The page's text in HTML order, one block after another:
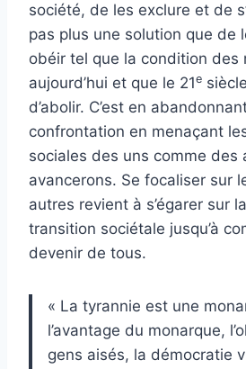
société, de les exclure et de
pas plus une solution que de
obéir tel que la condition des
aujourd’hui et que le 21e
d’abolir. C’est en
confrontation en menaçant
sociales des uns comme des
avancerons. Se focaliser sur
autres revient à s’égarer sur
transition sociétale jusqu’à
devenir de tous.
« La tyrannie est une
l’avantage du monarque,
gens aisés, la démocratie